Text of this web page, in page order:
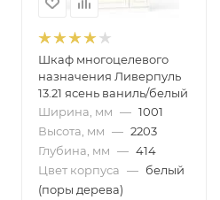
Шкаф многоцелевого
назначения Ливерпуль
13.21 ясень ваниль/белый
Ширина, мм — 1001
Высота, мм — 2203
Глубина, мм — 414
Цвет корпуса — белый
(поры дерева)